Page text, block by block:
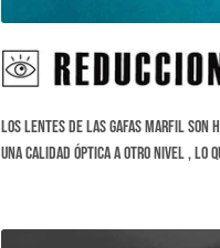
Los lentes de las gafas Marfil son
una calidad óptica a otro nivel , lo